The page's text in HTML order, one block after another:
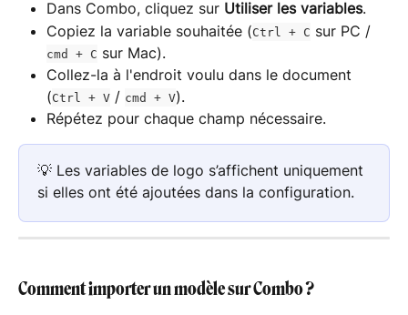
Dans Combo, cliquez sur Utiliser les variables.
Copiez la variable souhaitée (Ctrl + C sur PC /
cmd + C sur Mac).
Collez-la à l'endroit voulu dans le document
(Ctrl + V / cmd + V).
Répétez pour chaque champ nécessaire.
💡 Les variables de logo s’affichent uniquement
si elles ont été ajoutées dans la configuration.
Comment importer un modèle sur Combo ?